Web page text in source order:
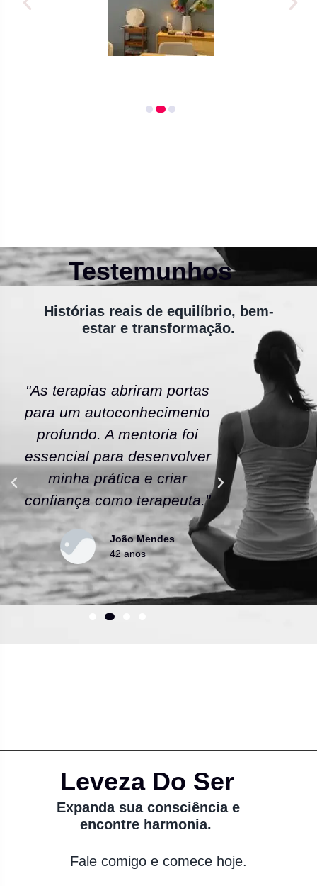
Testemunhos
Histórias reais de equilíbrio, bem-
estar e transformação.
"As terapias abriram portas
para um autoconhecimento
profundo. A mentoria foi
essencial para desenvolver
minha prática e criar
confiança como terapeuta."
João Mendes
42 anos
"A
escola
As
uma
Leveza Do Ser
Expanda sua consciência e
encontre harmonia.
Fale comigo e comece hoje.